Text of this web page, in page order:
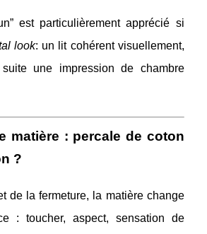
est particulièrement apprécié si
look: un lit cohérent visuellement,
une impression de chambre
matière : percale de coton
?
de la fermeture, la matière change
: toucher, aspect, sensation de